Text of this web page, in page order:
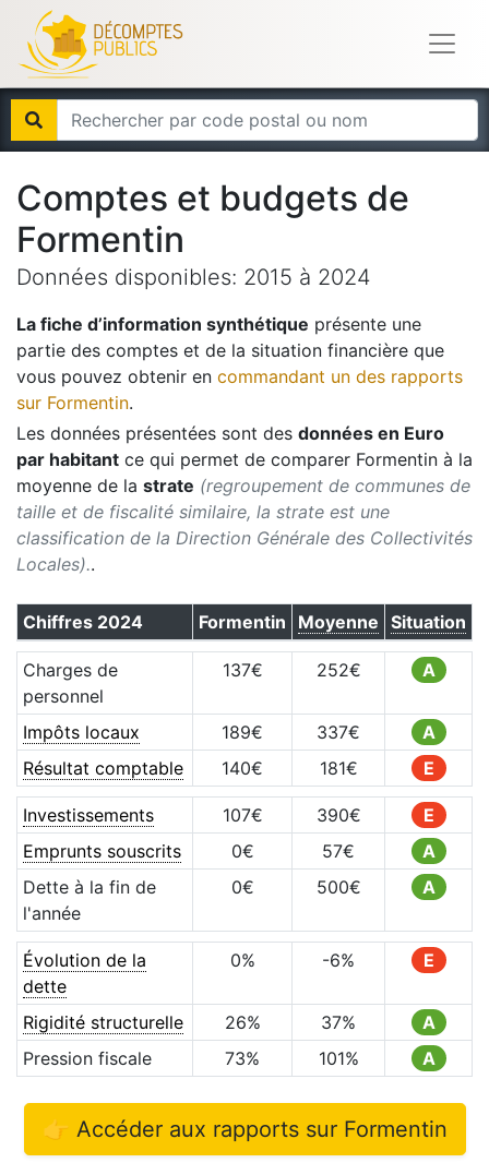
Comptes et budgets de
Formentin
Données disponibles: 2015 à 2024
La fiche d’information synthétique présente une
partie des comptes et de la situation financière que
vous pouvez obtenir en commandant un des rapports
sur Formentin.
Les données présentées sont des données en Euro
par habitant ce qui permet de comparer Formentin à la
moyenne de la strate (regroupement de communes de
taille et de fiscalité similaire, la strate est une
classification de la Direction Générale des Collectivités
Locales)..
Chiffres 2024 Formentin Moyenne Situation
Charges de
personnel
137€ 252€ A
Impôts locaux 189€ 337€
A
Résultat comptable
140€ 181€ E
Investissements 107€ 390€
E
Emprunts souscrits
0€ 57€
A
Dette à la fin de
l'année
0€ 500€ A
Évolution de la
dette
0% -6% E
Rigidité structurelle 26% 37%
A
Pression fiscale
73% 101% A
👉 Accéder aux rapports sur Formentin